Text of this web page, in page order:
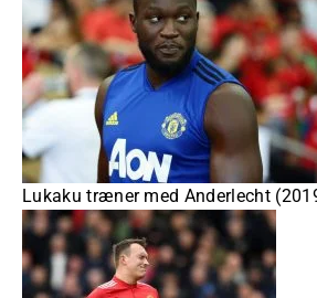
Lukaku træner med Anderlecht